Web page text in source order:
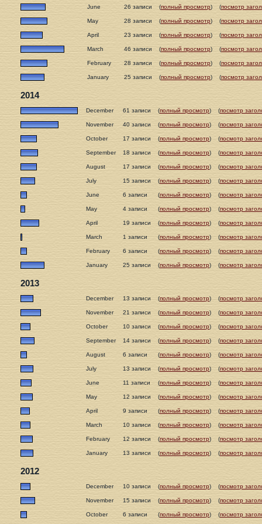
June 26 записи (полный просмотр) (посмотр
May 28 записи (полный просмотр) (посмотр
April 23 записи (полный просмотр) (посмотр
March 46 записи (полный просмотр) (посмотр
February 28 записи (полный просмотр) (посмотр
January 25 записи (полный просмотр) (посмотр
2014
December 61 записи (полный просмотр) (посмотр
November 40 записи (полный просмотр) (посмотр
October 17 записи (полный просмотр) (посмотр
September 18 записи (полный просмотр) (посмотр
August 17 записи (полный просмотр) (посмотр
July 15 записи (полный просмотр) (посмотр
June 6 записи (полный просмотр) (посмотр
May 4 записи (полный просмотр) (посмотр
April 19 записи (полный просмотр) (посмотр
March 1 записи (полный просмотр) (посмотр
February 6 записи (полный просмотр) (посмотр
January 25 записи (полный просмотр) (посмотр
2013
December 13 записи (полный просмотр) (посмотр
November 21 записи (полный просмотр) (посмотр
October 10 записи (полный просмотр) (посмотр
September 14 записи (полный просмотр) (посмотр
August 6 записи (полный просмотр) (посмотр
July 13 записи (полный просмотр) (посмотр
June 11 записи (полный просмотр) (посмотр
May 12 записи (полный просмотр) (посмотр
April 9 записи (полный просмотр) (посмотр
March 10 записи (полный просмотр) (посмотр
February 12 записи (полный просмотр) (посмотр
January 13 записи (полный просмотр) (посмотр
2012
December 10 записи (полный просмотр) (посмотр
November 15 записи (полный просмотр) (посмотр
October 6 записи (полный просмотр) (посмотр